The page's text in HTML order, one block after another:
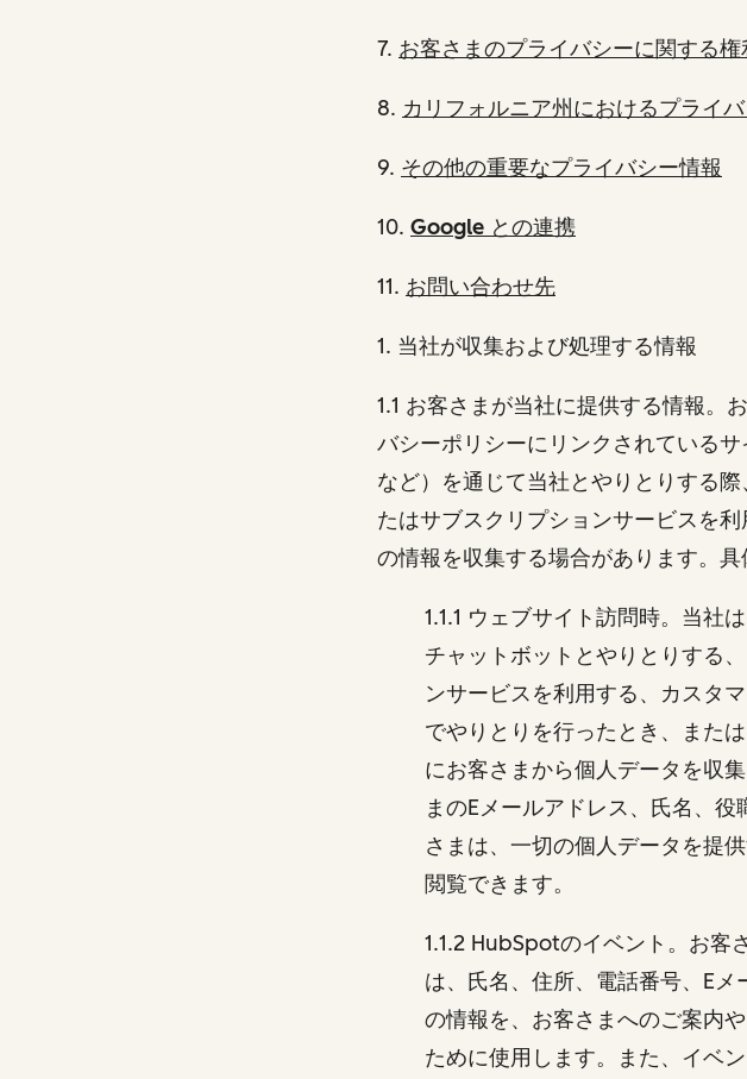
7. お客さまのプライバシーに関する
8. カリフォルニア州におけるプライ
9. その他の重要なプライバシー情報
10. Google との連携
11. お問い合わせ先
1. 当社が収集および処理する情報
1.1 お客さまが当社に提供する情報。
バシーポリシーにリンクされている
など）を通じて当社とやりとりする
たはサブスクリプションサービスを
の情報を収集する場合があります。具
1.1.1 ウェブサイト訪問時。当社
チャットボットとやりとりする
ンサービスを利用する、カスタ
でやりとりを行ったとき、また
にお客さまから個人データを収
まのEメールアドレス、氏名、
さまは、一切の個人データを提
閲覧できます。
1.1.2 HubSpotのイベント。お客
は、氏名、住所、電話番号、E
の情報を、お客さまへのご案内
ために使用します。また、イベ